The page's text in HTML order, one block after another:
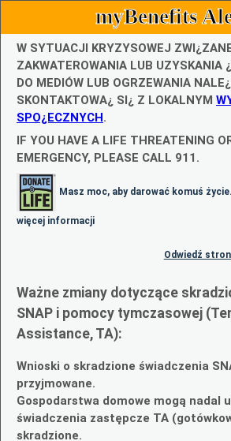
myBenefits
W SYTUACJI KRYZYSOWEJ
ZAKWATEROWANIA LUB UZYSKANIA
DO MEDIÓW LUB OGRZEWANIA
SKONTAKTOWA¿ SI¿ Z LOKALNYM
SPO¿ECZNYCH.
IF YOU HAVE A LIFE THREATENING
EMERGENCY, PLEASE CALL 911.
Masz moc, aby darować komuś
więcej informacji
Odwiedź
Ważne zmiany dotyczące
SNAP i pomocy tymczasowej
Assistance, TA):
Wnioski o skradzione świadczenia
przyjmowane.
Gospodarstwa domowe mogą nadal
świadczenia zastępcze TA
skradzione.